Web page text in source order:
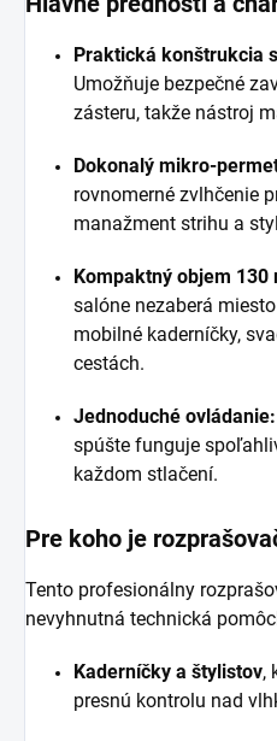
Praktická konštrukcia
Umožňuje bezpečné
zásteru, takže nástroj
Dokonalý mikro-
rovnomerné zvlhčenie
manažment strihu a
Kompaktný objem 130
salóne nezaberá
mobilné kaderníčky,
cestách.
Jednoduché ovládanie:
spúšte funguje
každom stlačení.
Pre koho je
Tento profesionálny
nevyhnutná technická
Kaderníčky a štylistov,
presnú kontrolu nad